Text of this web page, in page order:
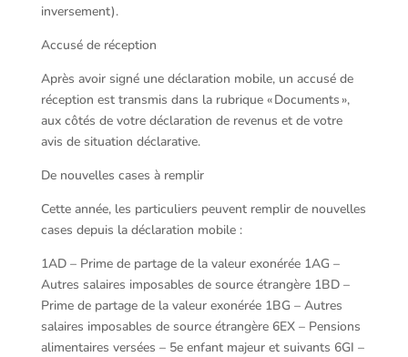
inversement).
Accusé de réception
Après avoir signé une déclaration mobile, un accusé de
réception est transmis dans la rubrique « Documents »,
aux côtés de votre déclaration de revenus et de votre
avis de situation déclarative.
De nouvelles cases à remplir
Cette année, les particuliers peuvent remplir de nouvelles
cases depuis la déclaration mobile :
1AD – Prime de partage de la valeur exonérée 1AG –
Autres salaires imposables de source étrangère 1BD –
Prime de partage de la valeur exonérée 1BG – Autres
salaires imposables de source étrangère 6EX – Pensions
alimentaires versées – 5e enfant majeur et suivants 6GI –